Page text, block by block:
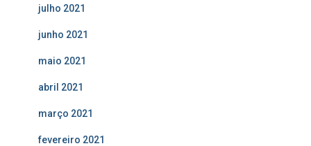
julho 2021
junho 2021
maio 2021
abril 2021
março 2021
fevereiro 2021